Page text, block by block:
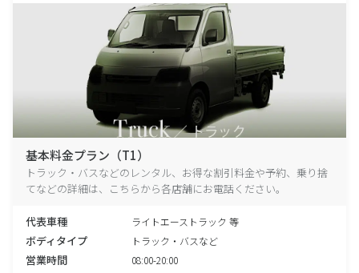
基本料金プラン（T1）
トラック・バスなどのレンタル、お得な割引料金や予約、乗り捨
てなどの詳細は、こちらから各店舗にお電話ください。
代表車種 ライトエーストラック 等
ボディタイプ トラック・バスなど
営業時間 08:00-20:00